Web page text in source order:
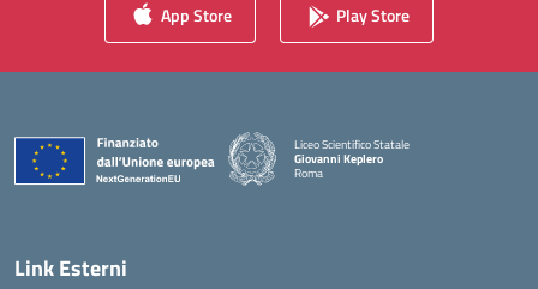
App Store Play Store
Liceo Scientifico Statale
Giovanni Keplero
Roma
Link Esterni